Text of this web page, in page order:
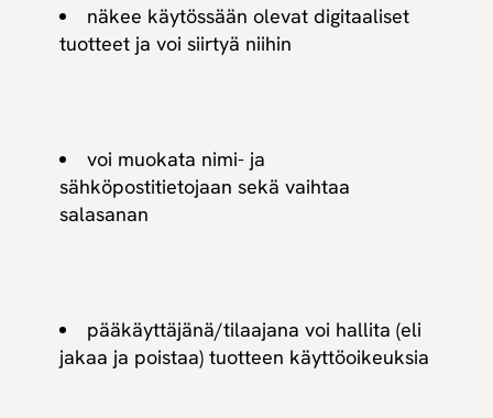
näkee käytössään olevat digitaaliset
tuotteet ja voi siirtyä niihin
voi muokata nimi- ja
sähköpostitietojaan sekä vaihtaa
salasanan
pääkäyttäjänä/tilaajana voi hallita (eli
jakaa ja poistaa) tuotteen käyttöoikeuksia